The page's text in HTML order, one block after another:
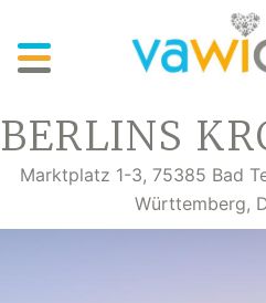
main
BERLINS
Marktplatz 1-3, 75385 Bad
Württemberg,